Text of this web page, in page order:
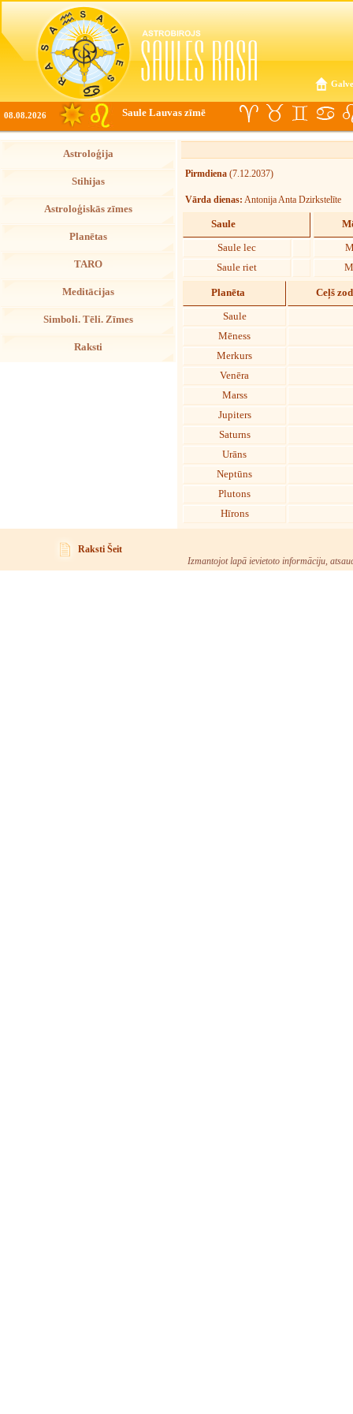
08.08.2026 Saule Lauvas zīmē
Astroloģija
Stihijas
Astroloģiskās zīmes
Planētas
TARO
Meditācijas
Simboli. Tēli. Zīmes
Raksti
Pirmdiena (7.12.2037)
Vārda dienas: Antonija Anta Dzirkstelīte
Saule
Saule lec
Saule riet
Planēta Ceļš
Saule
Mēness
Merkurs
Venēra
Marss
Jupiters
Saturns
Urāns
Neptūns
Plutons
Hīrons
Raksti Šeit
Izmantojot lapā ievietoto informāciju,